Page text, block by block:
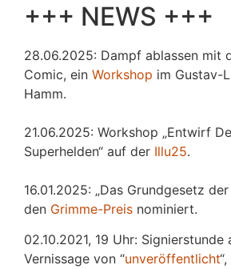
+++ NEWS +++
28.06.2025: Dampf ablassen mit
Comic, ein Workshop im Gustav-
Hamm.
21.06.2025: Workshop „Entwirf
Superhelden“ auf der Illu25.
16.01.2025: „Das Grundgesetz
den Grimme-Preis nominiert.
02.10.2021, 19 Uhr: Signierstunde
Vernissage von “unveröffentlicht